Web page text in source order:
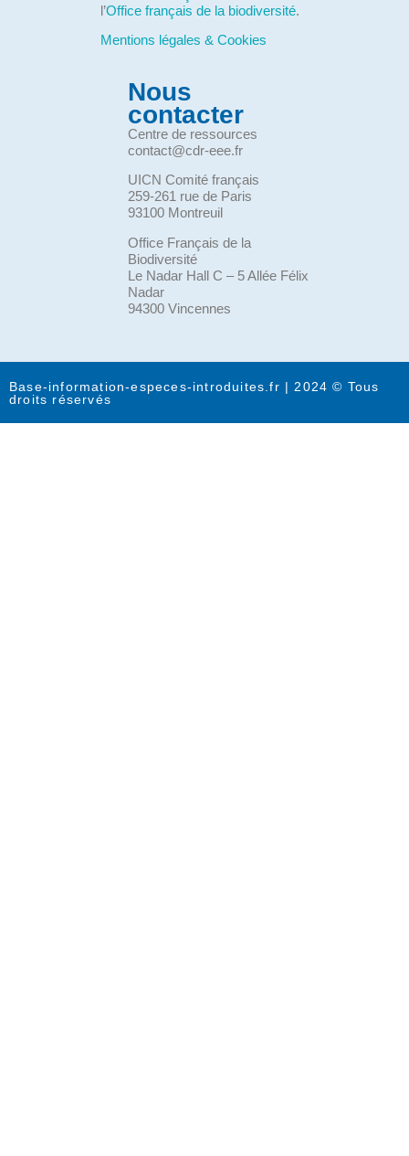
l’Office français de la biodiversité.
Mentions légales & Cookies
Nous
contacter
Centre de ressources
contact@cdr-eee.fr
UICN Comité français
259-261 rue de Paris
93100 Montreuil
Office Français de la
Biodiversité
Le Nadar Hall C – 5 Allée Félix
Nadar
94300 Vincennes
Base-information-especes-introduites.fr | 2024 © Tous
droits réservés